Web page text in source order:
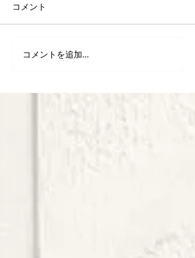
コメント
コメントを追加…